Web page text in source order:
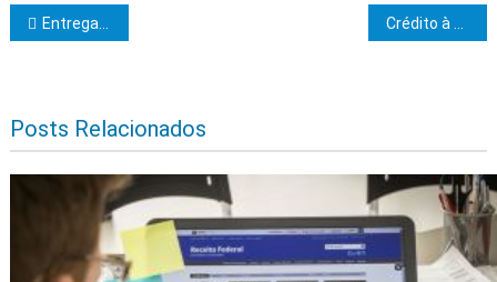
Navegação de Post
Entrega de sistema de abastecimento de água e equipamentos para a saúde em Aiquara completam investimentos em 150 municípios baianos em 2023 Crédito à exportação do BNDES alcança maior patamar desde 2016
Posts Relacionados